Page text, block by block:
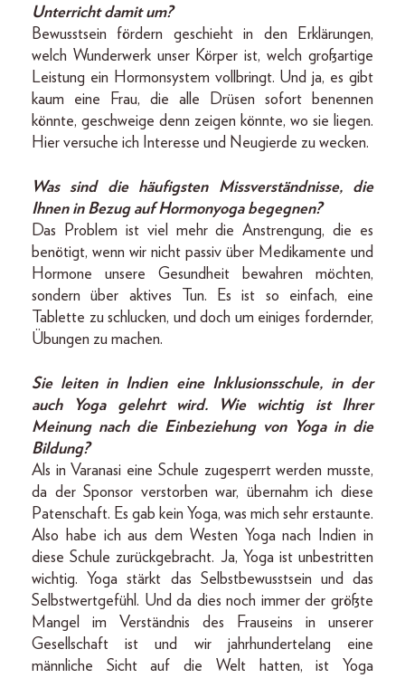
Unterricht damit um?
Bewusstsein fördern geschieht in den Erklärungen,
welch Wunderwerk unser Körper ist, welch großartige
Leistung ein Hormonsystem vollbringt. Und ja, es gibt
kaum eine Frau, die alle Drüsen sofort benennen
könnte, geschweige denn zeigen könnte, wo sie liegen.
Hier versuche ich Interesse und Neugierde zu wecken.
Was sind die häufigsten Missverständnisse, die
­Ihnen in Bezug auf Hormonyoga begegnen?
Das Problem ist viel mehr die Anstrengung, die es
benötigt, wenn wir nicht passiv über Medikamente und
Hormone unsere Gesundheit bewahren möchten,
sondern über aktives Tun. Es ist so einfach, eine
Tablette zu schlucken, und doch um einiges fordernder,
Übungen zu machen.
Sie leiten in Indien eine Inklusionsschule, in der
auch Yoga gelehrt wird. Wie wichtig ist Ihrer
Meinung nach die Einbeziehung von Yoga in die
Bildung?
Als in Varanasi eine Schule zugesperrt werden musste,
da der Sponsor verstorben war, übernahm ich diese
Patenschaft. Es gab kein Yoga, was mich sehr erstaunte.
Also habe ich aus dem Westen Yoga nach Indien in
diese Schule zurückgebracht. Ja, Yoga ist unbestritten
wichtig. Yoga stärkt das Selbstbewusstsein und das
Selbstwertgefühl. Und da dies noch immer der größte
Mangel im Verständnis des Frauseins in unserer
Gesellschaft ist und wir jahrhundertelang eine
männliche Sicht auf die Welt hatten, ist Yoga